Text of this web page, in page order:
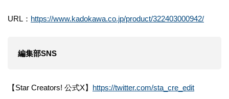
URL： https://www.kadokawa.co.jp/product/322403000942/
編集部SNS
【Star Creators! 公式X】 https://twitter.com/sta_cre_edit